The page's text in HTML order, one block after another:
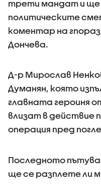
трети мандат и ще
политическите
коментар на
Дончева.
Д-р Мирослав
Думанян, която
главната героиня
влизат в действие
операция пред
Последното
ще се разплете ли